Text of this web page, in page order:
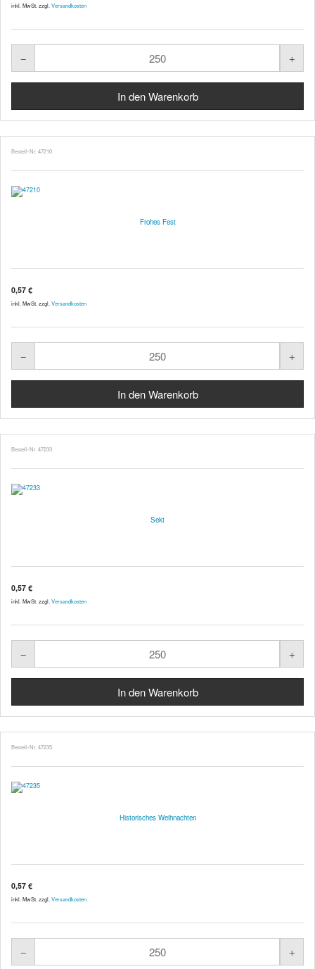
inkl. MwSt. zzgl. Versandkosten
Bestell-Nr. 47210
Frohes Fest
0,57 €
inkl. MwSt. zzgl. Versandkosten
Bestell-Nr. 47233
Sekt
0,57 €
inkl. MwSt. zzgl. Versandkosten
Bestell-Nr. 47235
Historisches Weihnachten
0,57 €
inkl. MwSt. zzgl. Versandkosten